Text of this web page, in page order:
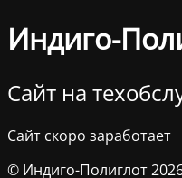
Индиго-
Сайт на
Сайт скоро заработает
© Индиго-Полиглот